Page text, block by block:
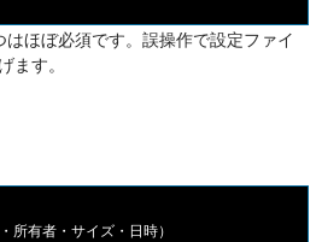
ほぼ必須です。誤操作で設定ファイ
ます。
所有者・サイズ・日時）